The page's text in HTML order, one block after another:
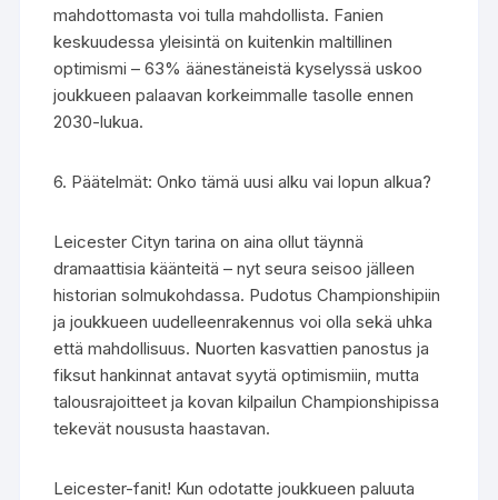
mahdottomasta voi tulla mahdollista. Fanien
keskuudessa yleisintä on kuitenkin maltillinen
optimismi – 63% äänestäneistä kyselyssä uskoo
joukkueen palaavan korkeimmalle tasolle ennen
2030-lukua.
6. Päätelmät: Onko tämä uusi alku vai lopun alkua?
Leicester Cityn tarina on aina ollut täynnä
dramaattisia käänteitä – nyt seura seisoo jälleen
historian solmukohdassa. Pudotus Championshipiin
ja joukkueen uudelleenrakennus voi olla sekä uhka
että mahdollisuus. Nuorten kasvattien panostus ja
fiksut hankinnat antavat syytä optimismiin, mutta
talousrajoitteet ja kovan kilpailun Championshipissa
tekevät noususta haastavan.
Leicester-fanit! Kun odotatte joukkueen paluuta